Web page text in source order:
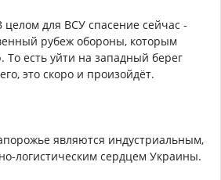
для ВСУ спасение сейчас -
рубеж обороны, которым
То есть уйти на западный берег
это скоро и произойдёт.
являются индустриальным,
логистическим сердцем Украины.